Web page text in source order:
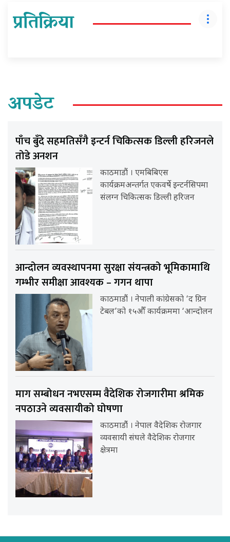
प्रतिक्रिया
अपडेट
पाँच बुँदे सहमतिसँगै इन्टर्न चिकित्सक डिल्ली हरिजनले
तोडे अनशन
काठमाडौं । एमबिबिएस
कार्यक्रमअन्तर्गत एकवर्षे इन्टर्नसिपमा
संलग्न चिकित्सक डिल्ली हरिजन
आन्दोलन व्यवस्थापनमा सुरक्षा संयन्त्रको भूमिकामाथि
गम्भीर समीक्षा आवश्यक – गगन थापा
काठमाडौं । नेपाली कांग्रेसको ‘द ग्रिन
टेबल’को १५औँ कार्यक्रममा ‘आन्दोलन
माग सम्बोधन नभएसम्म वैदेशिक रोजगारीमा श्रमिक
नपठाउने व्यवसायीको घोषणा
काठमाडौंं । नेपाल वैदेशिक रोजगार
व्यवसायी संघले वैदेशिक रोजगार
क्षेत्रमा